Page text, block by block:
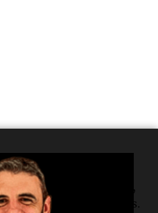
vespertina
por los apostadores,
en sus números elegidos.